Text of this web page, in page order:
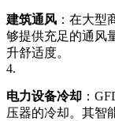
建筑通风 ：在大型
够提供充足的通风
升舒适度。
4.
电力设备冷却 ：
压器的冷却。其智